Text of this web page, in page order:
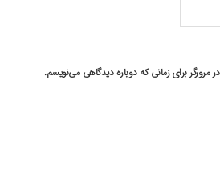
مرورگر برای زمانی که دوباره دیدگاهی می‌نویسم.